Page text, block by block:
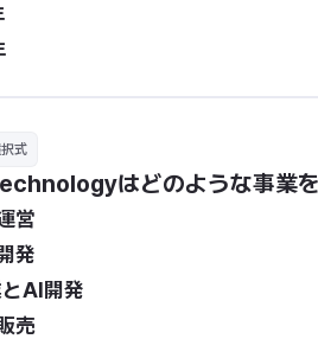
式
はどのような事業を
営
発
AI開発
売